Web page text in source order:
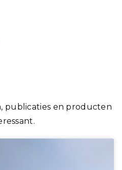
publicaties en producten